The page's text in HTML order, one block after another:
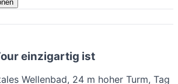
einzigartig ist
Wellenbad, 24 m hoher Turm, Tag